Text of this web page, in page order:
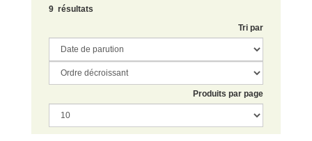
9 résultats
Tri par
Produits par page